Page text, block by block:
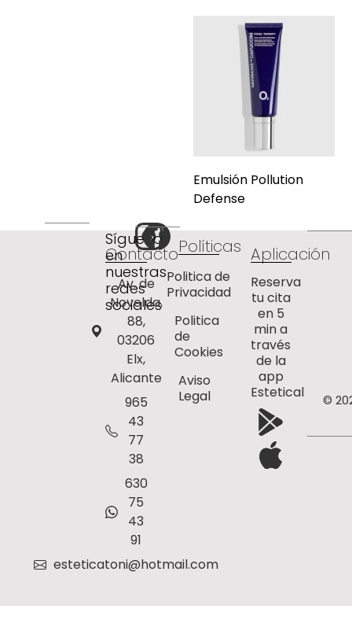
Emulsión Pollution
Defense
Síguenos
en
nuestras
redes
sociales
Contacto
Av. de
Novelda,
88,
03206
Elx,
Alicante
965
43
77
38
630
75
43
91
esteticatoni@hotmail.com
Políticas
Politica de
Privacidad
Politica
de
Cookies
Aviso
Legal
Aplicación
Reserva
tu cita
en 5
min a
través
de la
app
Estetical
©